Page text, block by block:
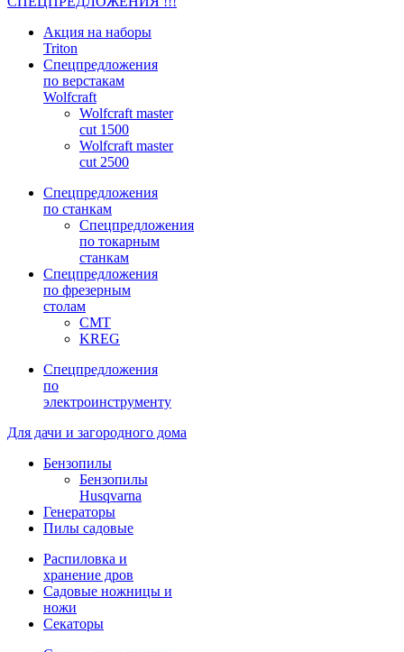
Акция на наборы
Triton
Спецпредложения
по верстакам
Wolfcraft
Wolfcraft master
cut 1500
Wolfcraft master
cut 2500
Спецпредложения
по станкам
Спецпредложения
по токарным
станкам
Спецпредложения
по фрезерным
столам
CMT
KREG
Спецпредложения
по
электроинструменту
Для дачи и загородного дома
Бензопилы
Бензопилы
Husqvarna
Генераторы
Пилы садовые
Распиловка и
хранение дров
Садовые ножницы и
ножи
Секаторы